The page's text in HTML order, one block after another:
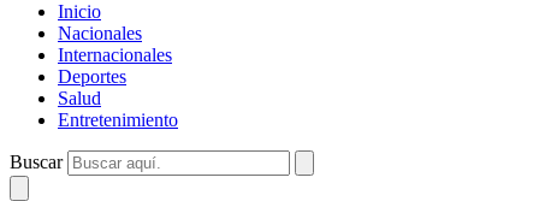
Inicio
Nacionales
Internacionales
Deportes
Salud
Entretenimiento
Buscar